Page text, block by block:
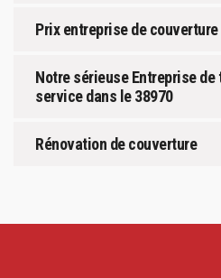
Prix entreprise de couverture
Notre sérieuse Entreprise
service dans le 38970
Rénovation de couverture